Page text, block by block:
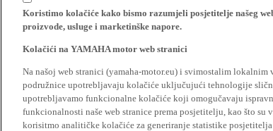
Koristimo kolačiće kako bismo razumjeli posjetitelje našeg
proizvode, usluge i marketinške napore.
Kolačići na YAMAHA motor web stranici
Na našoj web stranici (yamaha-motor.eu) i svimostalim
podružnice upotrebljavaju kolačiće uključujući tehnologije
upotrebljavamo funkcionalne kolačiće koji omogučavaju
funkcionalnosti naše web stranice prema posjetitelju, kao što
korisitmo analitičke kolačiće za generiranje statistike